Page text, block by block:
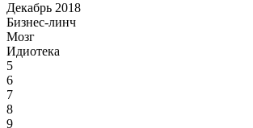
Декабрь 2018
Бизнес-линч
Мозг
Идиотека
5
6
7
8
9